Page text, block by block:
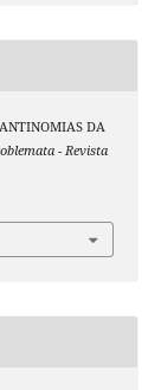
DA
- Revista